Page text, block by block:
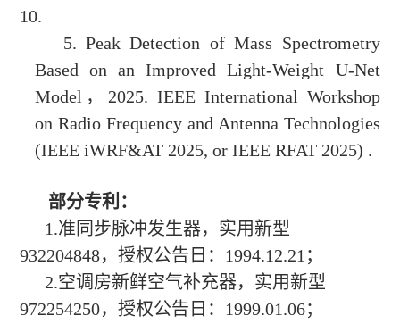
10.
5. Peak Detection of Mass Spectrometry
Based on an Improved Light-Weight U-Net
Model，2025. IEEE International Workshop
on Radio Frequency and Antenna Technologies
(IEEE iWRF&AT 2025, or IEEE RFAT 2025) .
部分专利：
1.准同步脉冲发生器，实用新型
932204848，授权公告日：1994.12.21；
2.空调房新鲜空气补充器，实用新型
972254250，授权公告日：1999.01.06；